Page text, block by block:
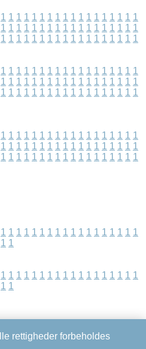
1 1 1 1 1 1 1 1 1 1 1 1 1 1 1 1 1 1
1 1 1 1 1 1 1 1 1 1 1 1 1 1 1 1 1 1
1 1 1 1 1 1 1 1 1 1 1 1 1 1 1 1 1 1
1 1 1 1 1 1 1 1 1 1 1 1 1 1 1 1 1 1
1 1 1 1 1 1 1 1 1 1 1 1 1 1 1 1 1 1
1 1 1 1 1 1 1 1 1 1 1 1 1 1 1 1 1 1
1 1 1 1 1 1 1 1 1 1 1 1 1 1 1 1 1 1
1 1 1 1 1 1 1 1 1 1 1 1 1 1 1 1 1 1
1 1 1 1 1 1 1 1 1 1 1 1 1 1 1 1 1 1
1 1 1 1 1 1 1 1 1 1 1 1 1 1 1 1 1 1
1 1
1 1 1 1 1 1 1 1 1 1 1 1 1 1 1 1 1 1
1 1
rettigheder forbeholdes